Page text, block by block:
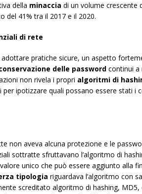
della minaccia di un volume crescente
del 41% tra il 2017 e il 2020.
di rete
pratiche sicure, un aspetto
delle password continui a
non rivela i propri algoritmi di
ipotizzare quali possano essere stati i
non aveva alcuna protezione e le
sottratte sfruttavano l’algoritmo di
unico che può essere aggiunto alla
tipologia riguardava l’algoritmo con
screditato algoritmo di hashing,